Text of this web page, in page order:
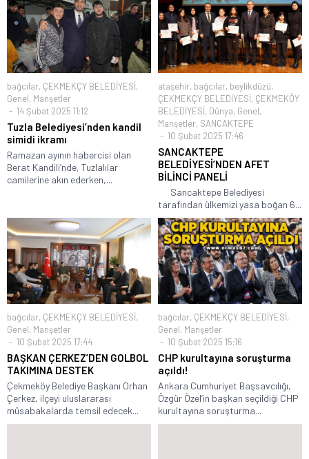
bağcılar, ÇEKMEKÇY BELEDİYESİ,
Genel, Manşetler
14 Şubat 2025 11:12
Tuzla Belediyesi’nden kandil
simidi ikramı
Ramazan ayının habercisi olan
Berat Kandili’nde, Tuzlalılar
camilerine akın ederken,...
ataşehir, bağcılar, beylikdüzü,
ÇEKMEKÇY BELEDİYESİ, ÇEKMEKÖY
BELEDİYESİ, Dünya, Genel,
Manşetler, SANCAKTEPE
10 Şubat 2025 17:46
SANCAKTEPE
BELEDİYESİ’NDEN AFET
BİLİNCİ PANELİ
Sancaktepe Belediyesi
tarafından ülkemizi yasa boğan 6...
bağcılar, ÇEKMEKÇY BELEDİYESİ,
Genel, Manşetler
10 Şubat 2025 17:44
BAŞKAN ÇERKEZ’DEN GOLBOL
TAKIMINA DESTEK
Çekmeköy Belediye Başkanı Orhan
Çerkez, ilçeyi uluslararası
müsabakalarda temsil edecek...
bağcılar, ÇEKMEKÇY BELEDİYESİ,
Genel, Manşetler
10 Şubat 2025 15:16
CHP kurultayına soruşturma
açıldı!
Ankara Cumhuriyet Başsavcılığı,
Özgür Özel’in başkan seçildiği CHP
kurultayına soruşturma...